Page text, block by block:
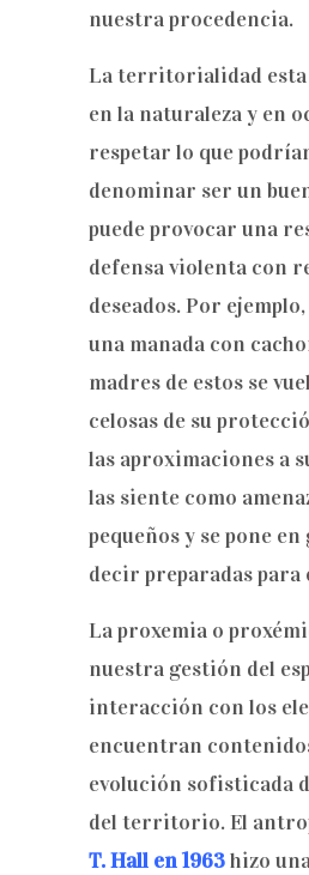
nuestra procedencia.
La territorialidad esta
en la naturaleza y en
respetar lo que
denominar ser un
puede provocar una
defensa violenta con
deseados. Por
una manada con
madres de estos se
celosas de su
las aproximaciones a
las siente como
pequeños y se pone
decir preparadas para
La proxemia o
nuestra gestión del
interacción con los
encuentran
evolución sofisticada
del territorio. El
T. Hall en 1963hizo